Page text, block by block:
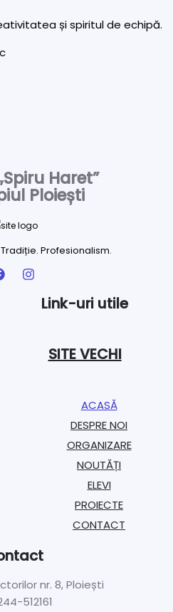
și spiritul de echipă.
Haret”
Ploiești
Profesionalism.
Link-uri utile
SITE VECHI
ACASĂ
DESPRE NOI
ORGANIZARE​
NOUTĂȚI
ELEVI
PROIECTE​
CONTACT
nr. 8, Ploiești
512161